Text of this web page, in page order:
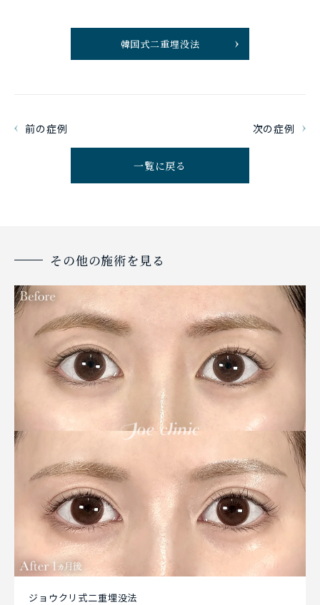
韓国式二重埋没法
前の症例 次の症例
一覧に戻る
その他の施術を見る
ジョウクリ式二重埋没法